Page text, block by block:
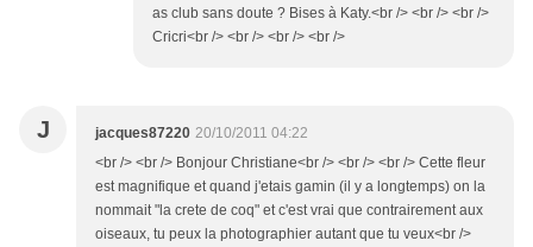
as club sans doute ? Bises à Katy.<br /> <br /> <br />
Cricri<br /> <br /> <br /> <br />
J jacques87220 20/10/2011 04:22
<br /> <br /> Bonjour Christiane<br /> <br /> <br /> Cette fleur
est magnifique et quand j'etais gamin (il y a longtemps) on la
nommait "la crete de coq" et c'est vrai que contrairement aux
oiseaux, tu peux la photographier autant que tu veux<br />